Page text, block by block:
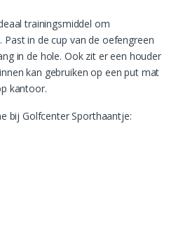
trainingsmiddel om
in de cup van de oefengreen
in de hole. Ook zit er een houder
kan gebruiken op een put mat
kantoor.
bij Golfcenter Sporthaantje: